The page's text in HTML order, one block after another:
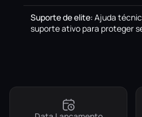
Suporte de elite: Ajuda
suporte ativo para proteger